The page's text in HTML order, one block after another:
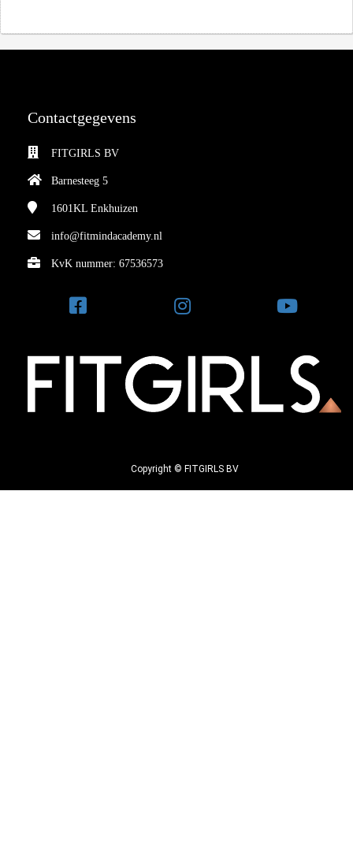
Contactgegevens
FITGIRLS BV
Barnesteeg 5
1601KL Enkhuizen
info@fitmindacademy.nl
KvK nummer: 67536573
Copyright © FITGIRLS BV